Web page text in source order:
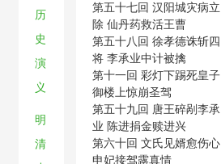
历
史
演
义
明
清
第五十七回 汉阳城灾病立
除 仙丹药救活王曹
第五十八回 徐孝德诛斩四
将 李承业中计被擒
第十一回 彩灯下踢死皇子
御楼上惊崩圣驾
第五十九回 唐王碎剐李承
业 陈进捐金赎进兴
第六十回 文氏见婿愈伤心
申妃接驾露真情